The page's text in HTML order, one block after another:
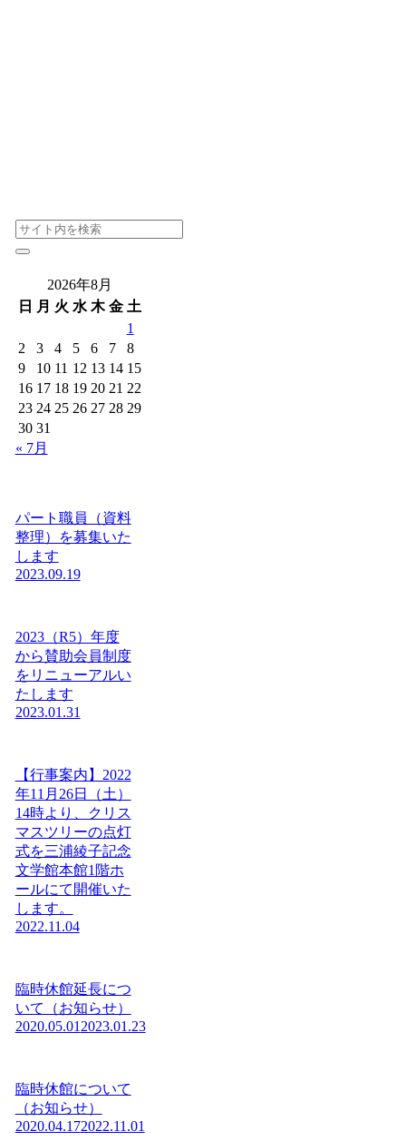
2026年8月
日
月 火 水 木 金 土
1
2
3 4 5 6 7
8
9
10 11 12 13 14 15
16 17 18 19 20 21 22
23 24 25 26 27 28 29
30 31
« 7月
パート職員（資料
整理）を募集いた
します
2023.09.19
2023（R5）年度
から賛助会員制度
をリニューアルい
たします
2023.01.31
【行事案内】2022
年11月26日（土）
14時より、クリス
マスツリーの点灯
式を三浦綾子記念
文学館本館1階ホ
ールにて開催いた
します。
2022.11.04
臨時休館延長につ
いて（お知らせ）
2020.05.01 2023.01.23
臨時休館について
（お知らせ）
2020.04.172022.11.01